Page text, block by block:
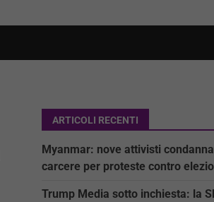
ARTICOLI RECENTI
Myanmar: nove attivisti
carcere per proteste contro
Trump Media sotto inchiesta: la